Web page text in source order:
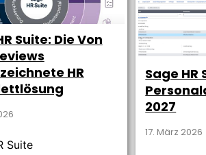
Suite: Die Von
HR
Suite
Sage HR
2027
17. März 2026